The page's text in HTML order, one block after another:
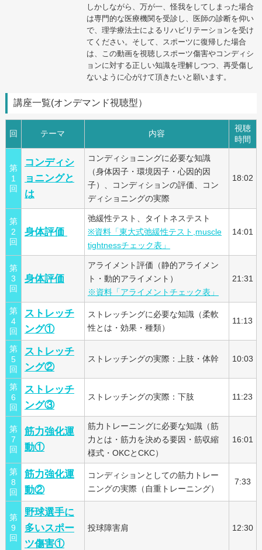
しかしながら、万が一、怪我をしてしまった場合
は専門的な医療機関を受診し、医師の診断を仰い
で、理学療法士によるリハビリテーションを受け
てください。そして、スポーツに復帰した場合
は、この動画を視聴しスポーツ傷害やコンディシ
ョンに対する正しい知識を理解しつつ、再受傷し
ないように心がけて頂きたいと願います。
講座一覧(オンデマンド視聴型）
回 テーマ 内容
視聴
時間
第
1
回
コンディシ
ョニングと
は
コンディショニングに必要な知識
（身体因子・環境因子・心因的因
子）、コンディションの評価、コン
ディショニングの実際
18:02
第
2
回
身体評価
弛緩性テスト、タイトネステスト
※資料「東大式弛緩性テスト,muscle
tightnessチェック表」
14:01
第
3
回
身体評価
アライメント評価（静的アライメン
ト・動的アライメント）
※資料「アライメントチェック表」
21:31
第
4
回
ストレッチ
ング①
ストレッチングに必要な知識（柔軟
性とは・効果・種類）
11:13
第
5
回
ストレッチ
ング②
ストレッチングの実際：上肢・体幹 10:03
第
6
回
ストレッチ
ング③
ストレッチングの実際：下肢 11:23
第
7
回
筋力強化運
動①
筋力トレーニングに必要な知識（筋
力とは・筋力を決める要因・筋収縮
様式・OKCとCKC）
16:01
第
8
回
筋力強化運
動②
コンディションとしての筋力トレー
ニングの実際（自重トレーニング）
7:33
第
9
回
野球選手に
多いスポー
ツ傷害①
投球障害肩 12:30